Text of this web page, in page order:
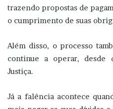
trazendo propostas de
o cumprimento de suas
Além disso, o processo
continue a operar, desde
Justiça.
Já a falência acontece